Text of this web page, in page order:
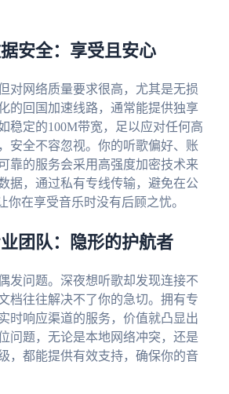
安全：享受且安心
对网络质量要求很高，尤其是无损
的回国加速线路，通常能提供独享
稳定的100M带宽，足以应对任何高
安全不容忽视。你的听歌偏好、账
靠的服务会采用高强度加密技术来
据，通过私有专线传输，避免在公
你在享受音乐时没有后顾之忧。
团队：隐形的护航者
发问题。深夜想听歌却发现连接不
档往往解决不了你的急切。拥有专
时响应渠道的服务，价值就凸显出
问题，无论是本地网络冲突，还是
，都能提供有效支持，确保你的音